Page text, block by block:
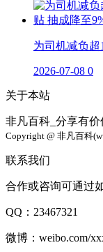
为司机减负
2026-07-08 0
关于本站
非凡百科_分享有价
Copyright @ 非凡百科
联系我们
合作或咨询可通过
QQ：23467321
微博：weibo.com/